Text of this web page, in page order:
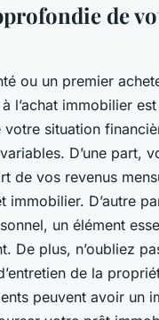
de
ou un premier
l’achat immobilier
situation
D’une part,
de vos revenus
D’autre
un élément
De plus, n’oubliez
de la
peuvent avoir un